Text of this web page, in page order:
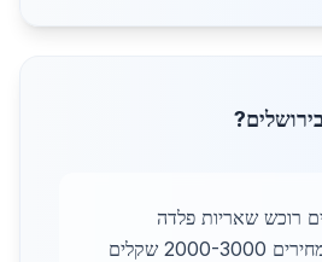
רוכש שאריות פלדה
ופרופילים ישנים. מחירים 2000-3000 שקלים